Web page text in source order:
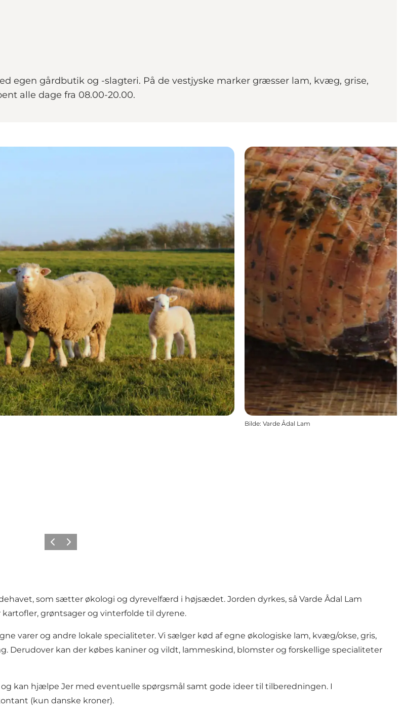
egen gårdbutik og -slagteri. På de vestjyske marker græsser lam, kvæg, grise,
alle dage fra 08.00-20.00.
Bilde: Varde Ådal Lam
ForrigeNeste
som sætter økologi og dyrevelfærd i højsædet. Jorden dyrkes, så Varde Ådal Lam
grøntsager og vinterfolde til dyrene.
varer og andre lokale specialiteter. Vi sælger kød af egne økologiske lam, kvæg/okse, gris,
Derudover kan der købes kaniner og vildt, lammeskind, blomster og forskellige specialiteter
kan hjælpe Jer med eventuelle spørgsmål samt gode ideer til tilberedningen. I
(kun danske kroner).